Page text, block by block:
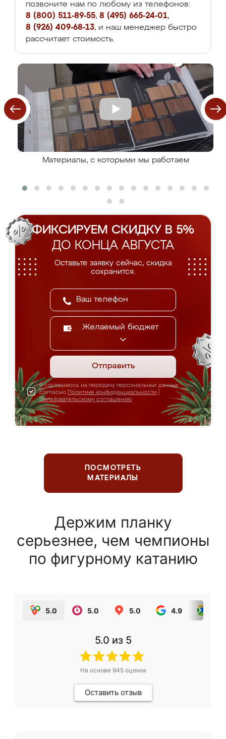
позвоните нам по любому из телефонов:
8 (800) 511-89-55, 8 (495) 665-24-01,
8 (926) 409-68-13, и наш менеджер быстро
рассчитает стоимость.
Материалы, с которыми мы работаем
ФИКСИРУЕМ СКИДКУ В 5%
ДО КОНЦА АВГУСТА
Оставьте заявку сейчас, скидка
сохранится.
Желаемый бюджет
Отправить
Я соглашаюсь на передачу персональных данных
согласно Политике конфиденциальности
Пользовательскому соглашению
ПОСМОТРЕТЬ
МАТЕРИАЛЫ
Держим планку
серьезнее, чем чемпионы
по фигурному катанию
5.0 5.0 5.0 4.9
5.0 из 5
На основе 945оценок
Оставить отзыв